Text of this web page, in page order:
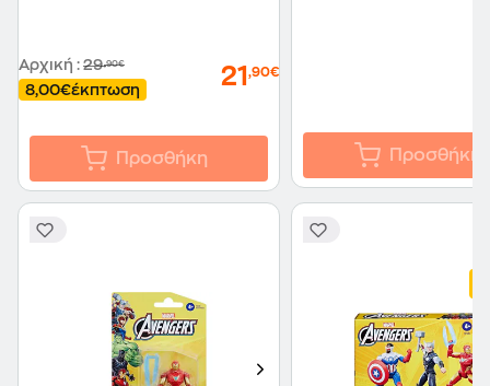
Αρχική : 29,90€
8,00€έκπτωση 21 ,90€
Προσθήκη Προσθήκη